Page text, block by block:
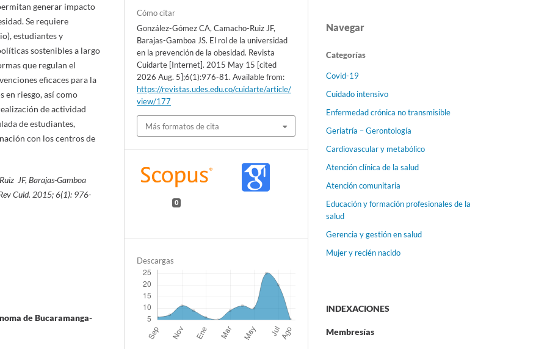
generar impacto
Se requiere
estudiantes y
sostenibles a largo
que regulan el
eficaces para la
en riesgo, así como
de actividad
de estudiantes,
con los centros de
JF, Barajas-Gamboa
Cuid. 2015;6(1): 976-
de Bucaramanga-
Cómo citar
González-Gómez CA, Camacho-Ruiz JF,
Barajas-Gamboa JS. El rol de la universidad
en la prevención de la obesidad. Revista
Cuidarte [Internet]. 2015 May 15 [cited
2026 Aug. 5];6(1):976-81. Available from:
https://revistas.udes.edu.co/cuidarte/article/
view/177
Más formatos de cita
0
Descargas
Navegar
Categorías
Covid-19
Cuidado intensivo
Enfermedad crónica no transmisible
Geriatría – Gerontología
Cardiovascular y metabólico
Atención clínica de la salud
Atención comunitaria
Educación y formación profesionales de la
salud
Gerencia y gestión en salud
Mujer y recién nacido
INDEXACIONES
Membresías